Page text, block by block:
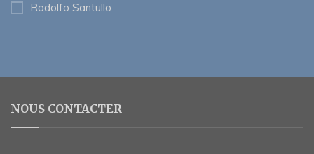
Rodolfo Santullo
NOUS CONTACTER